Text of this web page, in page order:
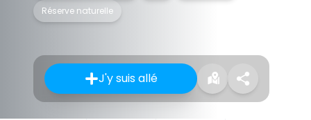
Réserve naturelle
J'y suis allé